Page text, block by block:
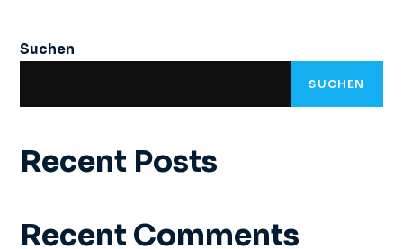
Suchen
SUCHEN
Recent Posts
Recent Comments